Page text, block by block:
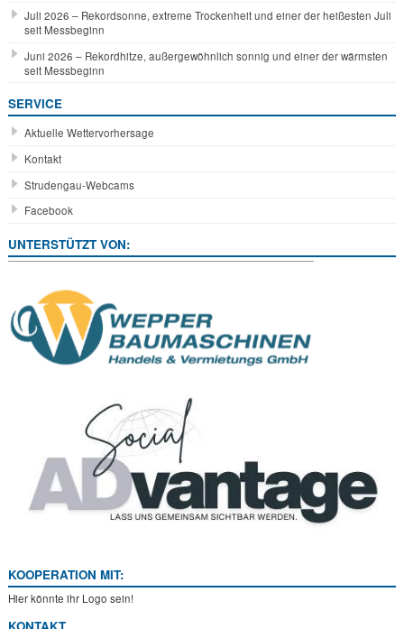
Juli 2026 – Rekordsonne, extreme Trockenheit und einer der heißesten Juli
seit Messbeginn
Juni 2026 – Rekordhitze, außergewöhnlich sonnig und einer der wärmsten
seit Messbeginn
SERVICE
Aktuelle Wettervorhersage
Kontakt
Strudengau-Webcams
Facebook
UNTERSTÜTZT VON:
KOOPERATION MIT:
Hier könnte ihr Logo sein!